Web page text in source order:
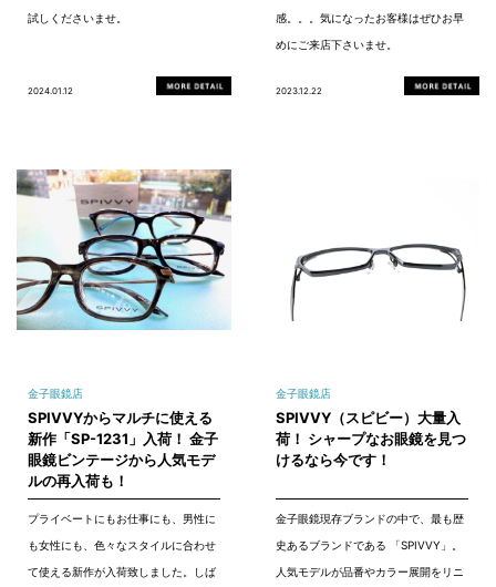
試しくださいませ。
2024.01.12
感。。。気になったお客様はぜひお早
めにご来店下さいませ。
2023.12.22
金子眼鏡店
SPIVVYからマルチに使える
新作「SP-1231」入荷！ 金子
眼鏡ビンテージから人気モデ
ルの再入荷も！
プライベートにもお仕事にも、男性に
も女性にも、色々なスタイルに合わせ
て使える新作が入荷致しました。しば
金子眼鏡店
SPIVVY（スピビー）大量入
荷！ シャープなお眼鏡を見つ
けるなら今です！
金子眼鏡現存ブランドの中で、最も歴
史あるブランドである 「SPIVVY」。
人気モデルが品番やカラー展開をリニ